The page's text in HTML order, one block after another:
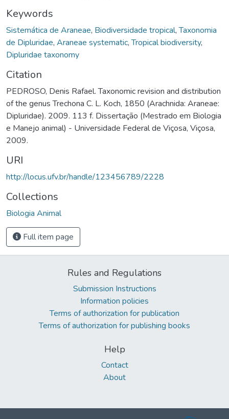
Keywords
Sistemática de Araneae, Biodiversidade tropical,Taxonomia
de Dipluridae, Araneae systematic,Tropical biodiversity,
Dipluridae taxonomy
Citation
PEDROSO, Denis Rafael. Taxonomic revision and distribution
of the genus Trechona C. L. Koch, 1850 (Arachnida: Araneae:
Dipluridae). 2009. 113 f. Dissertação (Mestrado em Biologia
e Manejo animal) - Universidade Federal de Viçosa, Viçosa,
2009.
URI
http://locus.ufv.br/handle/123456789/2228
Collections
Biologia Animal
Full item page
Rules and Regulations
Submission Instructions
Information policies
Terms of authorization for publication
Terms of authorization for publishing books
Help
Contact
About